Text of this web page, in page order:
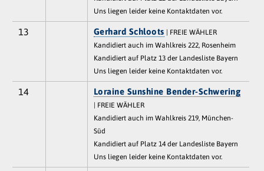
Uns liegen leider keine Kontaktdaten vor.
13 Gerhard Schloots | FREIE WÄHLER
Kandidiert auch im Wahlkreis 222, Rosenheim
Kandidiert auf Platz 13 der Landesliste Bayern
Uns liegen leider keine Kontaktdaten vor.
14 Loraine Sunshine Bender-Schwering
| FREIE WÄHLER
Kandidiert auch im Wahlkreis 219, München-
Süd
Kandidiert auf Platz 14 der Landesliste Bayern
Uns liegen leider keine Kontaktdaten vor.